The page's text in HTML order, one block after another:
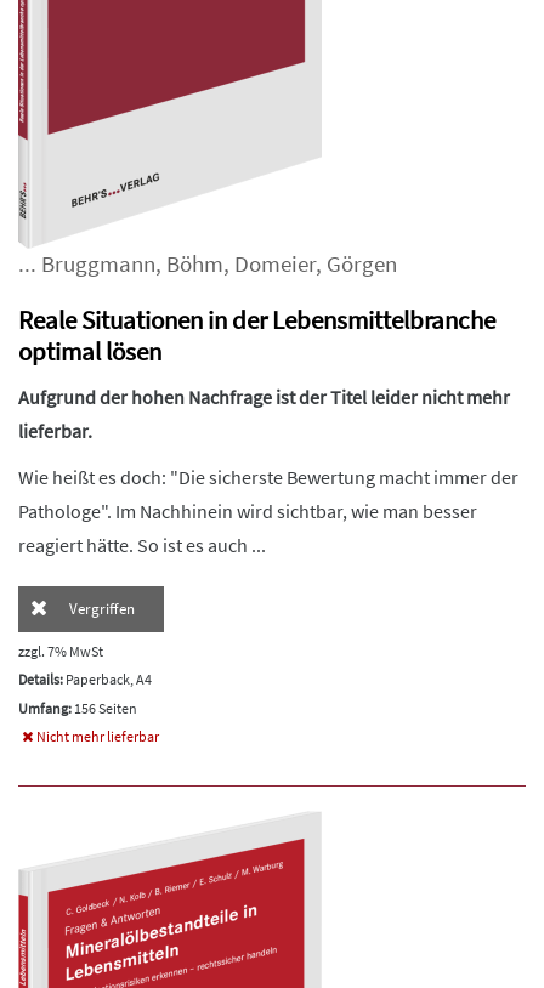
... Bruggmann, Böhm, Domeier, Görgen
Reale Situationen in der Lebensmittelbranche
optimal lösen
Aufgrund der hohen Nachfrage ist der Titel leider nicht mehr
lieferbar.
Wie heißt es doch: "Die sicherste Bewertung macht immer der
Pathologe". Im Nachhinein wird sichtbar, wie man besser
reagiert hätte. So ist es auch ...
Vergriffen
zzgl. 7% MwSt
Details: Paperback, A4
Umfang: 156 Seiten
Nicht mehr lieferbar